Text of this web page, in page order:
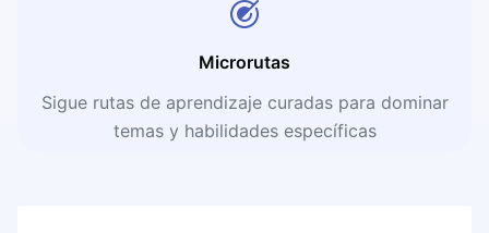
Microrutas
Sigue rutas de aprendizaje curadas para dominar
temas y habilidades específicas